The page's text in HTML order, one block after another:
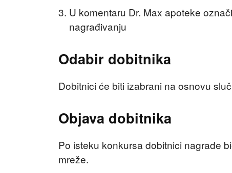
U komentaru Dr. Max apoteke
nagrađivanju
Odabir dobitnika
Dobitnici će biti izabrani na osnovu
Objava dobitnika
Po isteku konkursa dobitnici nagrade
mreže.